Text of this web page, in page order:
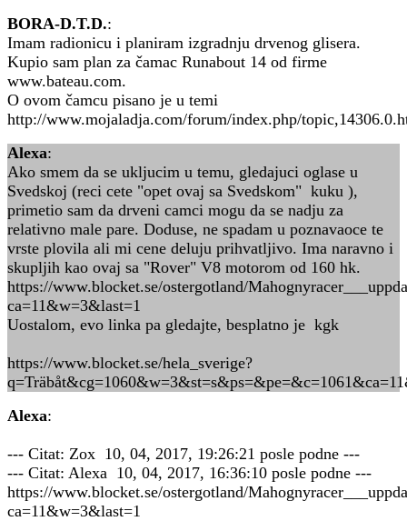
BORA-D.T.D.:
Imam radionicu i planiram izgradnju drvenog glisera.
Kupio sam plan za čamac Runabout 14 od firme
www.bateau.com.
O ovom čamcu pisano je u temi
http://www.mojaladja.com/forum/index.php/
Alexa:
Ako smem da se ukljucim u temu, gledajuci oglase u
Svedskoj (reci cete "opet ovaj sa Svedskom" kuku ),
primetio sam da drveni camci mogu da se nadju za
relativno male pare. Doduse, ne spadam u poznavaoce te
vrste plovila ali mi cene deluju prihvatljivo. Ima naravno i
skupljih kao ovaj sa "Rover" V8 motorom od 160 hk.
https://www.blocket.se/ostergotland/
ca=11&w=3&last=1
Uostalom, evo linka pa gledajte, besplatno je kgk
https://www.blocket.se/hela_sverige?
Alexa:
--- Citat: Zox 10, 04, 2017, 19:26:21 posle podne ---
--- Citat: Alexa 10, 04, 2017, 16:36:10 posle podne ---
https://www.blocket.se/ostergotland/
ca=11&w=3&last=1